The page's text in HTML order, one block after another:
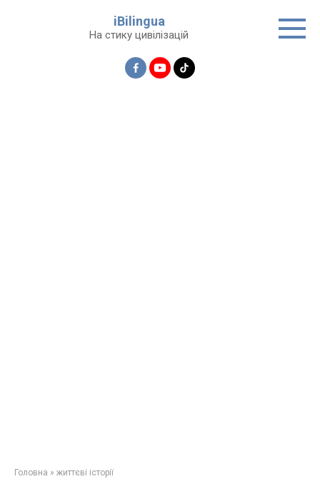
iBilingua
На стику цивілізацій
Головна » життєві історії